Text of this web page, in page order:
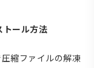
トール方法
縮ファイルの解凍